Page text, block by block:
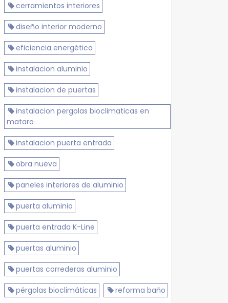
cerramientos interiores
diseño interior moderno
eficiencia energética
instalacion aluminio
instalacion de puertas
instalacion pergolas bioclimaticas en
mataro
instalacion puerta entrada
obra nueva
paneles interiores de aluminio
puerta aluminio
puerta entrada K-Line
puertas aluminio
puertas correderas aluminio
pérgolas bioclimáticas reforma baño